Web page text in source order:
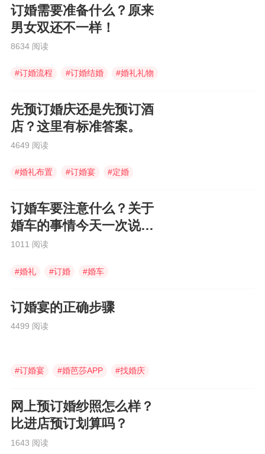
订婚需要准备什么？原来
男女双还不一样！
8634 阅读
#订婚流程 #订婚结婚 #婚礼礼物
先预订婚庆还是先预订酒
店？这里有标准答案。
4649 阅读
#婚礼布置 #订婚宴 #定婚
订婚车要注意什么？关于
婚车的事情今天一次说清
楚！
1011 阅读
#婚礼 #订婚 #婚车
订婚宴的正确步骤
4499 阅读
#订婚宴 #婚芭莎APP #找婚庆
网上预订婚纱照怎么样？
比进店预订划算吗？
1643 阅读